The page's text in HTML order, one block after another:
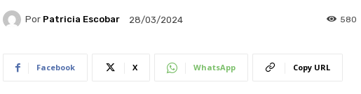
Por Patricia Escobar 28/03/2024 580
Facebook X WhatsApp Copy URL